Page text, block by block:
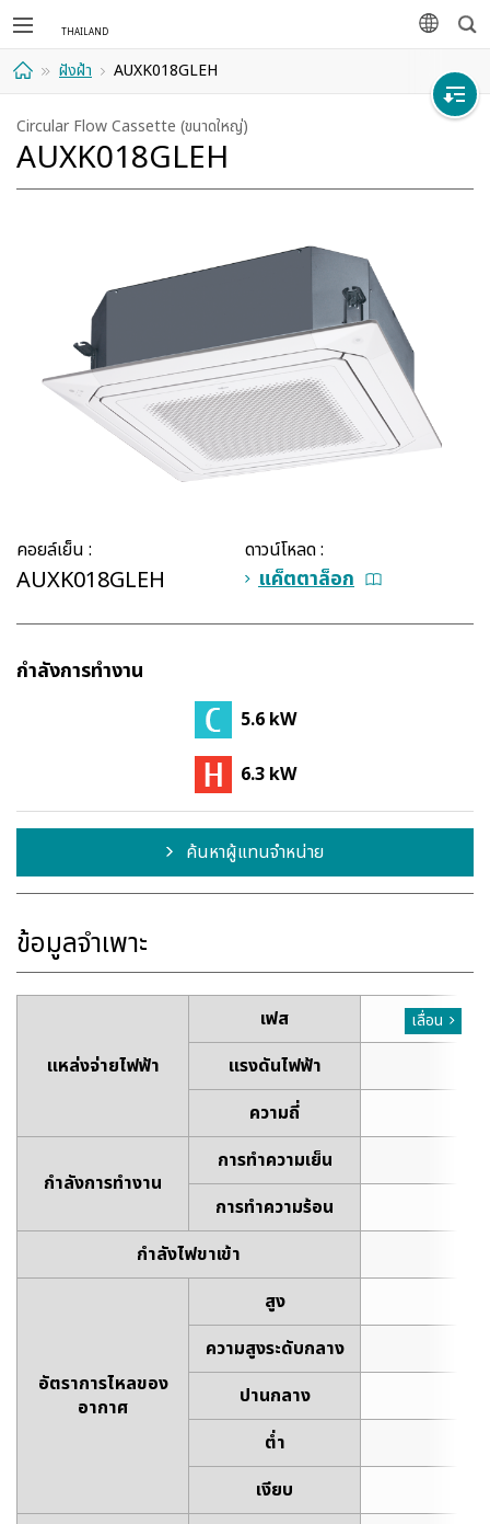
ภาษาค้น
อาศัย
ฝังฝ้า AUXK018GLEH
Circular Flow Cassette (ขนาดใหญ่)
AUXK018GLEH
คอยล์เย็น :
AUXK018GLEH
ดาวน์โหลด :
แค็ตตาล็อก
กำลังการทำงาน
5.6 kW
6.3 kW
ค้นหาผู้แทนจำหน่าย
ข้อมูลจำเพาะ
แหล่งจ่ายไฟฟ้า
เฟส
แรงดันไฟฟ้า
ความถี่
กำลังการทำงาน
การทำความเย็น
การทำความร้อน
กำลังไฟขาเข้า
อัตราการไหลของ
อากาศ
สูง
ความสูงระดับกลาง
ปานกลาง
ต่ำ
เงียบ
เลื่อน